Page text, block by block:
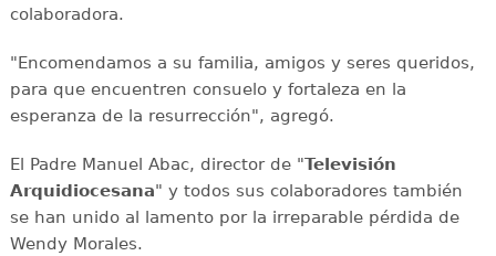
colaboradora.
"Encomendamos a su familia, amigos y seres queridos,
para que encuentren consuelo y fortaleza en la
esperanza de la resurrección", agregó.
El Padre Manuel Abac, director de "Televisión
Arquidiocesana" y todos sus colaboradores también
se han unido al lamento por la irreparable pérdida de
Wendy Morales.